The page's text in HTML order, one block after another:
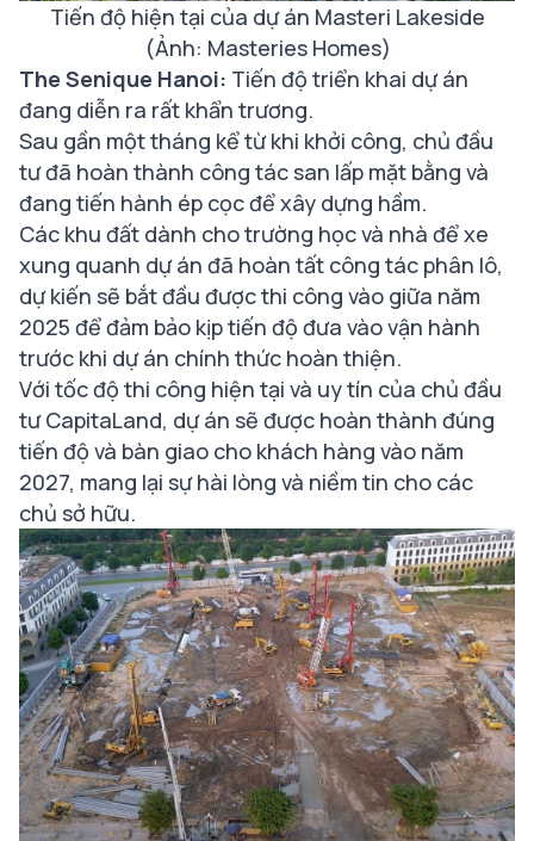
Tiến độ hiện tại của dự án Masteri Lakeside
(Ảnh: Masteries Homes)
The Senique Hanoi: Tiến độ triển khai dự án
đang diễn ra rất khẩn trương.
Sau gần một tháng kể từ khi khởi công, chủ đầu
tư đã hoàn thành công tác san lấp mặt bằng và
đang tiến hành ép cọc để xây dựng hầm.
Các khu đất dành cho trường học và nhà để xe
xung quanh dự án đã hoàn tất công tác phân lô,
dự kiến sẽ bắt đầu được thi công vào giữa năm
2025 để đảm bảo kịp tiến độ đưa vào vận hành
trước khi dự án chính thức hoàn thiện.
Với tốc độ thi công hiện tại và uy tín của chủ đầu
tư CapitaLand, dự án sẽ được hoàn thành đúng
tiến độ và bàn giao cho khách hàng vào năm
2027, mang lại sự hài lòng và niềm tin cho các
chủ sở hữu.